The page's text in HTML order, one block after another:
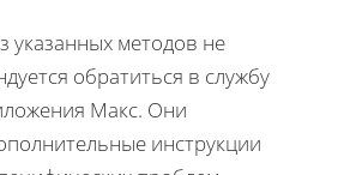
указанных методов не
обратиться в службу
Макс. Они
инструкции